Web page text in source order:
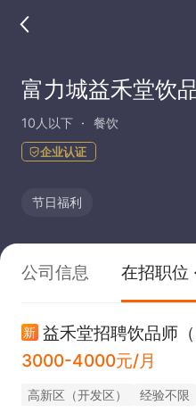
富力城益禾堂饮
10人以下 餐饮
企业认证
节日福利
公司信息 在招职位
新 益禾堂招聘饮品师
3000-4000元/月
高新区（开发区） 经验不限